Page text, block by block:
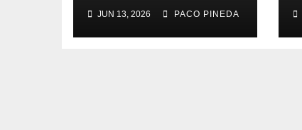
JUN 13, 2026 PACO PINEDA